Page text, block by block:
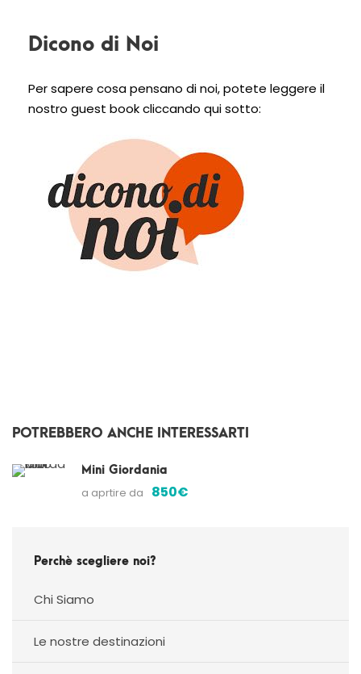
Dicono di Noi
Per sapere cosa pensano di noi, potete leggere il
nostro guest book cliccando qui sotto:
POTREBBERO ANCHE INTERESSARTI
Mini Giordania
a aprtire da 850€
Perchè scegliere noi?
Chi Siamo
Le nostre destinazioni